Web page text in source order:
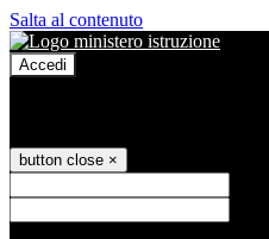
Salta al contenuto
Accedi
button close ×